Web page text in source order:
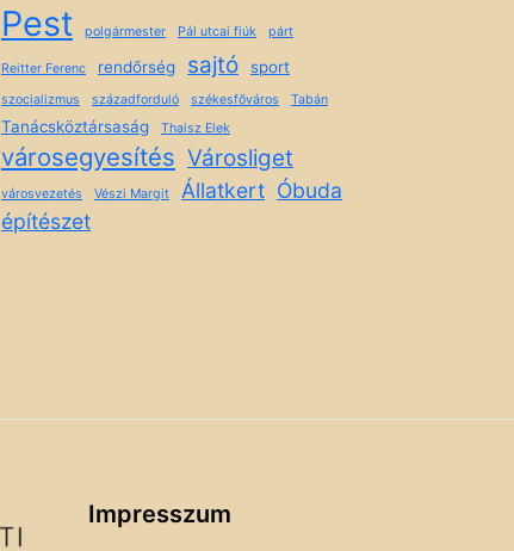
Pest polgármester Pál utcai fiúk párt
Reitter Ferenc rendőrség sajtó sport
szocializmus századforduló székesfőváros Tabán
Tanácsköztársaság Thaisz Elek
városegyesítés Városliget
városvezetés Vészi Margit Állatkert Óbuda
építészet
Impresszum